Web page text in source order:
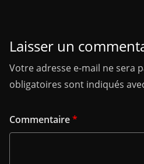
Laisser un
Votre adresse e-mail ne sera
obligatoires sont indiqués
Commentaire*